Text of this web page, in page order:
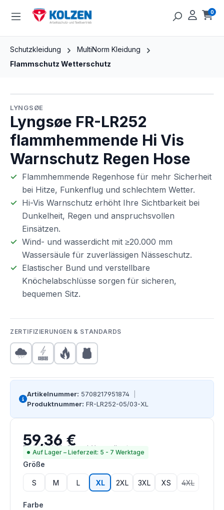
Zum Hauptinhalt springen 0
Schutzkleidung
MultiNorm Kleidung
Flammschutz Wetterschutz
LYNGSØE
Lyngsøe FR-LR252
flammhemmende Hi Vis
Warnschutz Regen Hose
Flammhemmende Regenhose für mehr Sicherheit
bei Hitze, Funkenflug und schlechtem Wetter.
Hi-Vis Warnschutz erhöht Ihre Sichtbarkeit bei
Dunkelheit, Regen und anspruchsvollen
Einsätzen.
Wind- und wasserdicht mit ≥20.000 mm
Wassersäule für zuverlässigen Nässeschutz.
Elastischer Bund und verstellbare
Knöchelabschlüsse sorgen für sicheren,
bequemen Sitz.
ZERTIFIZIERUNGEN & STANDARDS
Artikelnummer: 5708217951874
Produktnummer: FR-LR252-05/03-XL
Regulärer Preis:
59,36 €
Preise inkl. MwSt. zzgl. Versandkosten
Auf Lager – Lieferzeit: 5 - 7 Werktage
Größe
S M L XL 2XL 3XL XS 4XL(Diese
Farbe